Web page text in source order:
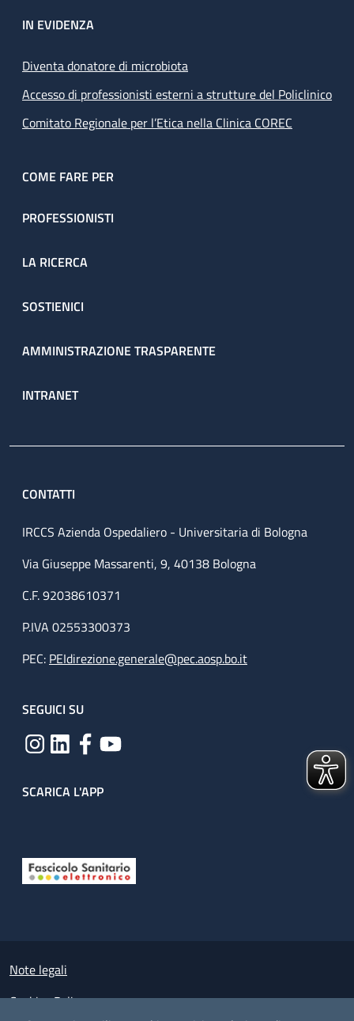
IN EVIDENZA
Diventa donatore di microbiota
Accesso di professionisti esterni a strutture del Policlinico
Comitato Regionale per l’Etica nella Clinica COREC
COME FARE PER
PROFESSIONISTI
LA RICERCA
SOSTIENICI
AMMINISTRAZIONE TRASPARENTE
INTRANET
CONTATTI
IRCCS Azienda Ospedaliero - Universitaria di Bologna
Via Giuseppe Massarenti, 9, 40138 Bologna
C.F. 92038610371
P.IVA 02553300373
PEC: PEIdirezione.generale@pec.aosp.bo.it
SEGUICI SU
SCARICA L'APP
Small prints
Note legali
Cookies Policy